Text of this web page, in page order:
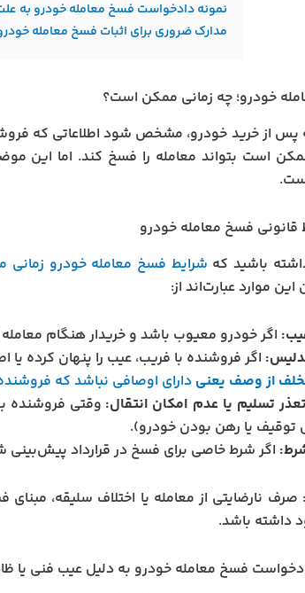
نمونه دادخواست فسخ معامله خودرو به
مدارک ضروری برای اثبات فسخ معامله
خودرو؛ چه زمانی ممکن است؟
پس از خرید خودرو، مشخص شود اطلاعاتی که
است بتواند معامله را فسخ کند. اما این
قانونی فسخ معامله خودرو
باشید که شرایط فسخ معامله خودرو
موارد عبارت‌اند از:
اگر خودرو معیوب باشد و خریدار هنگام معامله
اگر فروشنده با فریب، عیب را پنهان کرده یا
از وصف یعنی دارای اوصافی نباشد که
تسلیم یا عدم امکان انتقال: وقتی فروشنده
توقیف یا رهن بودن خودرو).
اگر شرط خاصی برای فسخ در قرارداد
نارضایتی از معامله یا اختلاف سلیقه،
داشته باشد.
فسخ معامله خودرو به دلیل عیب فنی یا